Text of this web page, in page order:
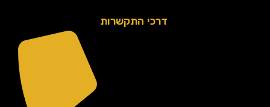
דרכי התקשרות